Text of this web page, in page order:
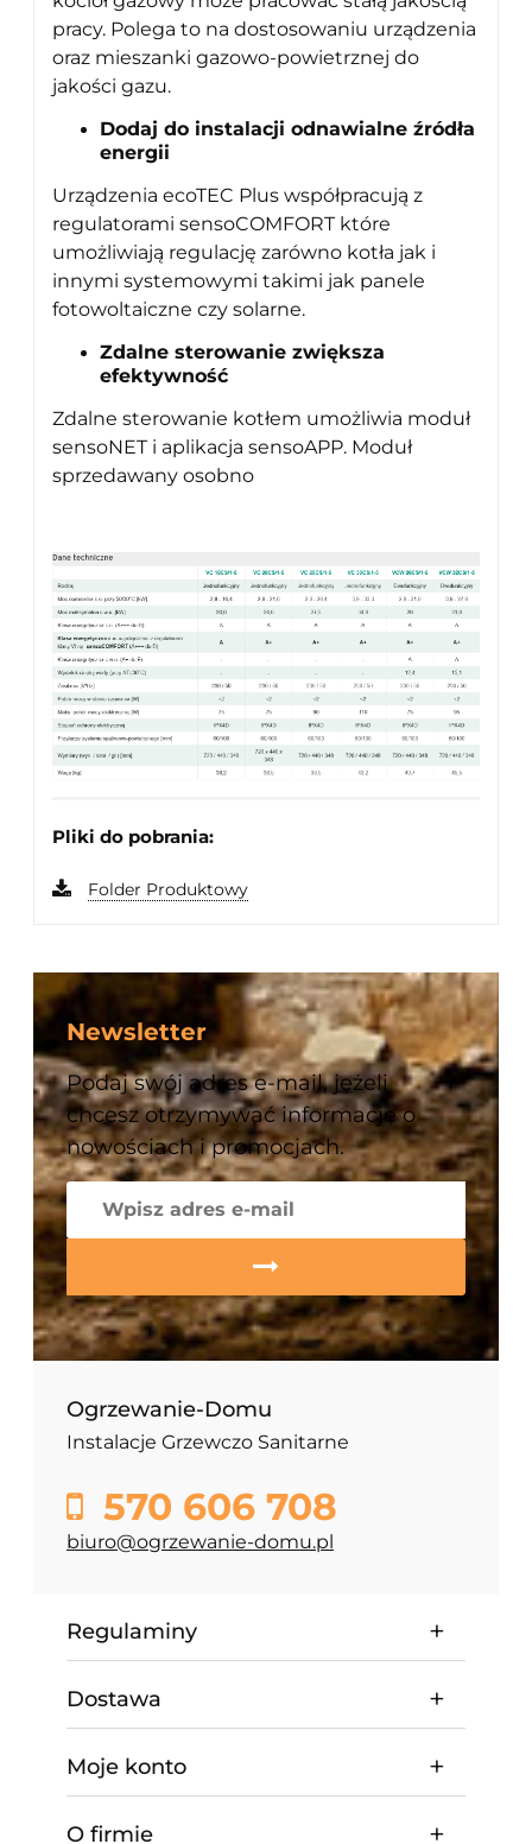
pracy. Polega to na dostosowaniu urządzenia
oraz mieszanki gazowo-powietrznej do
jakości gazu.
Dodaj do instalacji odnawialne źródła
energii
Urządzenia ecoTEC Plus współpracują z
regulatorami sensoCOMFORT które
umożliwiają regulację zarówno kotła jak i
innymi systemowymi takimi jak panele
fotowoltaiczne czy solarne.
Zdalne sterowanie zwiększa
efektywność
Zdalne sterowanie kotłem umożliwia moduł
sensoNET i aplikacja sensoAPP. Moduł
sprzedawany osobno
Pliki do pobrania:
Folder Produktowy
Newsletter
Podaj swój adres e-mail, jeżeli
chcesz otrzymywać informacje o
nowościach i promocjach.
Ogrzewanie-Domu
Instalacje Grzewczo Sanitarne
570 606 708
biuro@ogrzewanie-domu.pl
Regulaminy
Dostawa
Moje konto
O firmie